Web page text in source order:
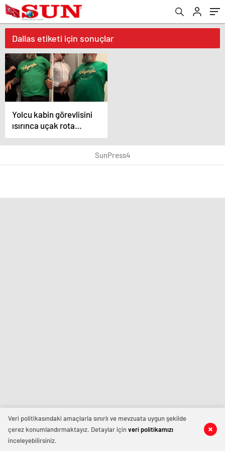
Dallas etiketi için sonuçlar
Yolcu kabin görevlisini
ısırınca uçak rota
değiştirdi
SunPress4
Veri politikasındaki amaçlarla sınırlı ve mevzuata uygun şekilde
çerez konumlandırmaktayız. Detaylar içinveri politikamızı
inceleyebilirsiniz.